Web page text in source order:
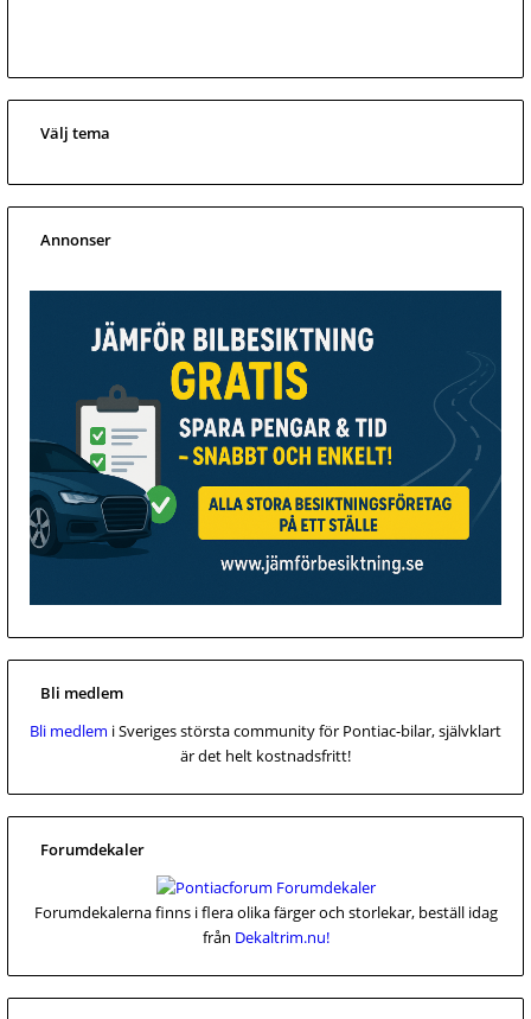
Välj tema
Annonser
Bli medlem
Bli medlem i Sveriges största community för Pontiac-bilar, självklart
är det helt kostnadsfritt!
Forumdekaler
Forumdekalerna finns i flera olika färger och storlekar, beställ idag
från Dekaltrim.nu!